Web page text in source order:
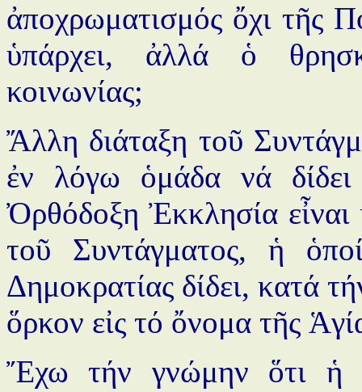
ἀποχρωματισμός ὄχι τῆς
ὑπάρχει, ἀλλά ὁ
κοινωνίας;
Ἄλλη διάταξη τοῦ
ἐν λόγω ὁμάδα νά
Ὀρθόδοξη Ἐκκλησία
τοῦ Συντάγματος, ἡ
Δημοκρατίας δίδει, κατά
ὅρκον εἰς τό ὄνομα τῆς
Ἔχω τήν γνώμην ὅτι ἡ